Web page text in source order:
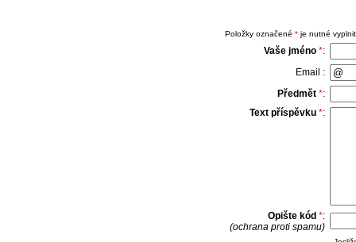
Položky označené *je nutné
Vaše jméno *:
Email :
Předmět *:
Text příspěvku *:
Opište kód *:
(ochrana proti spamu)